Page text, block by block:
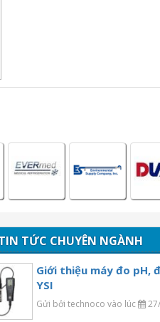
TỨC CHUYÊN NGÀNH
Giới thiệu máy đo pH,
YSI
Gửi bởi technoco vào lúc